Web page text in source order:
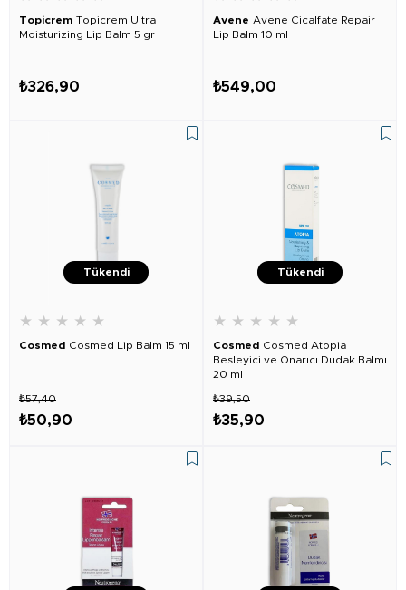
Topicrem Topicrem Ultra
Moisturizing Lip Balm 5 gr
₺326,90
Avene Avene Cicalfate Repair
Lip Balm 10 ml
₺549,00
Tükendi
★ ★ ★ ★ ★
Cosmed Cosmed Lip Balm 15 ml
₺50,90
₺57,40
Tükendi
★ ★ ★ ★ ★
Cosmed Cosmed Atopia
Besleyici ve Onarıcı Dudak Balmı
20 ml
₺35,90
₺39,50